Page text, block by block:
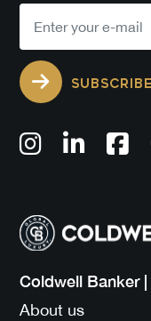
SUBSCRIBE
Coldwell Banker
About us